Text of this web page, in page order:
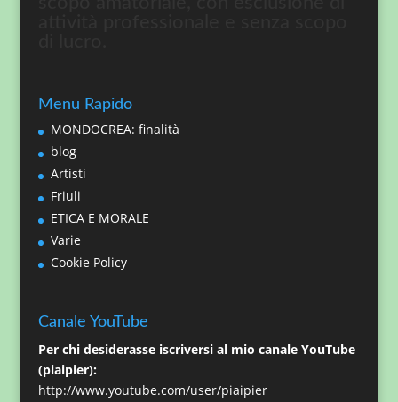
Menu Rapido
MONDOCREA: finalità
blog
Artisti
Friuli
ETICA E MORALE
Varie
Cookie Policy
Canale YouTube
Per chi desiderasse iscriversi al mio canale YouTube
(piaipier):
http://www.youtube.com/user/piaipier